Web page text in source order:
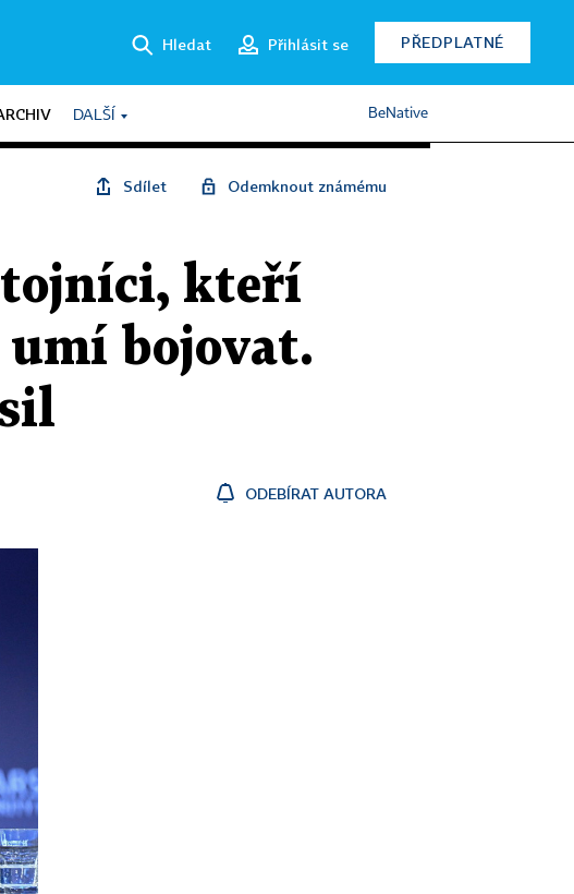
Hledat Přihlásit se PŘEDPLATNÉ
DALŠÍ BeNative
Sdílet Odemknout známému
kteří
umí bojovat.
ODEBÍRAT AUTORA